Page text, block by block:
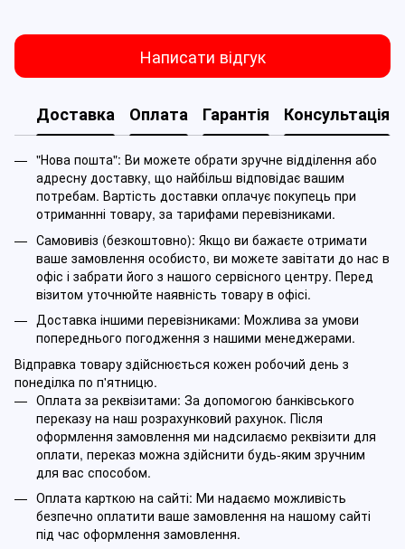
Написати відгук
Доставка Оплата Гарантія Консультація
"Нова пошта": Ви можете обрати зручне відділення або
адресну доставку, що найбільш відповідає вашим
потребам. Вартість доставки оплачує покупець при
отриманнні товару, за тарифами перевізниками.
Самовивіз (безкоштовно): Якщо ви бажаєте отримати
ваше замовлення особисто, ви можете завітати до нас в
офіс і забрати його з нашого сервісного центру. Перед
візитом уточнюйте наявність товару в офісі.
Доставка іншими перевізниками: Можлива за умови
попереднього погодження з нашими менеджерами.
Відправка товару здійснюється кожен робочий день з
понеділка по п'ятницю.
Оплата за реквізитами: За допомогою банківського
переказу на наш розрахунковий рахунок. Після
оформлення замовлення ми надсилаємо реквізити для
оплати, переказ можна здійснити будь-яким зручним
для вас способом.
Оплата карткою на сайті: Ми надаємо можливість
безпечно оплатити ваше замовлення на нашому сайті
під час оформлення замовлення.